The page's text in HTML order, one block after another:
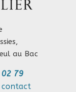
au Bac
79
contact